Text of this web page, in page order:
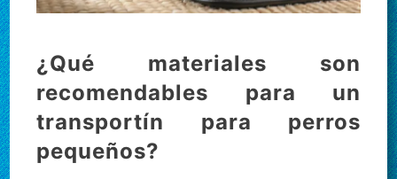
¿Qué materiales son
recomendables para un
transportín para perros
pequeños?